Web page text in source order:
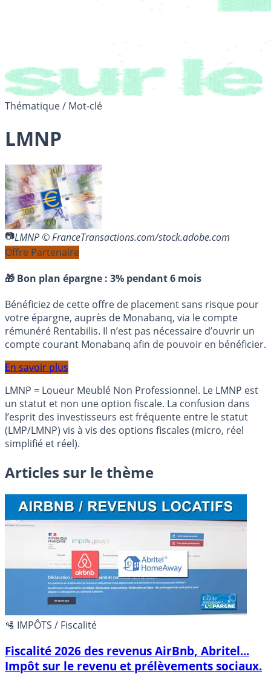
Thématique / Mot-clé
LMNP
LMNP © FranceTransactions.com/stock.adobe.com
Offre Partenaire
🎁 Bon plan épargne : 3% pendant 6 mois
Bénéficiez de cette offre de placement sans risque pour
votre épargne, auprès de Monabanq, via le compte
rémunéré Rentabilis. Il n’est pas nécessaire d’ouvrir un
compte courant Monabanq afin de pouvoir en bénéficier.
En savoir plus
LMNP = Loueur Meublé Non Professionnel. Le LMNP est
un statut et non une option fiscale. La confusion dans
l’esprit des investisseurs est fréquente entre le statut
(LMP/LMNP) vis à vis des options fiscales (micro, réel
simplifié et réel).
Articles sur le thème
🛂 IMPÔTS / Fiscalité
Fiscalité 2026 des revenus AirBnb, Abritel...
Impôt sur le revenu et prélèvements sociaux.